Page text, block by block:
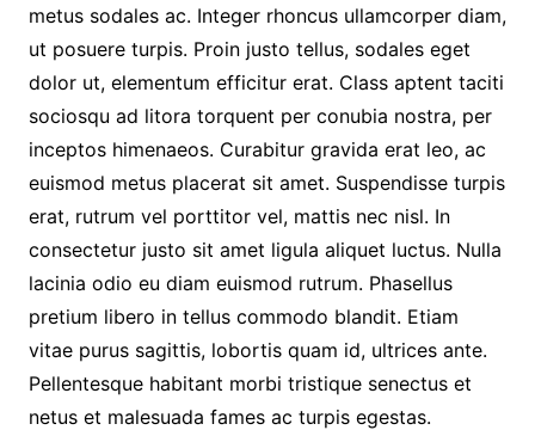
metus sodales ac. Integer rhoncus ullamcorper diam,
ut posuere turpis. Proin justo tellus, sodales eget
dolor ut, elementum efficitur erat. Class aptent taciti
sociosqu ad litora torquent per conubia nostra, per
inceptos himenaeos. Curabitur gravida erat leo, ac
euismod metus placerat sit amet. Suspendisse turpis
erat, rutrum vel porttitor vel, mattis nec nisl. In
consectetur justo sit amet ligula aliquet luctus. Nulla
lacinia odio eu diam euismod rutrum. Phasellus
pretium libero in tellus commodo blandit. Etiam
vitae purus sagittis, lobortis quam id, ultrices ante.
Pellentesque habitant morbi tristique senectus et
netus et malesuada fames ac turpis egestas.